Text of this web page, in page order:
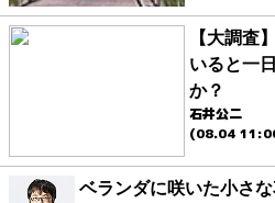
【大調査
いると一
か？
石井公二
(08.04
ベランダに咲いた小さ